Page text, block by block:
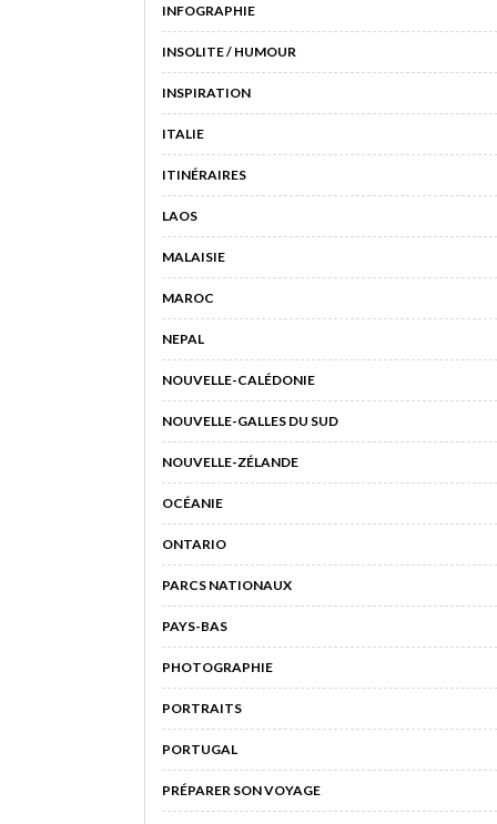
INFOGRAPHIE
INSOLITE / HUMOUR
INSPIRATION
ITALIE
ITINÉRAIRES
LAOS
MALAISIE
MAROC
NEPAL
NOUVELLE-CALÉDONIE
NOUVELLE-GALLES DU SUD
NOUVELLE-ZÉLANDE
OCÉANIE
ONTARIO
PARCS NATIONAUX
PAYS-BAS
PHOTOGRAPHIE
PORTRAITS
PORTUGAL
PRÉPARER SON VOYAGE